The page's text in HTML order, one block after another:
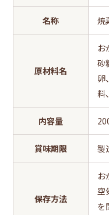
名称 焼
原材料名
お
砂
卵
料
内容量
賞味期限 製
保存方法
お
空
を